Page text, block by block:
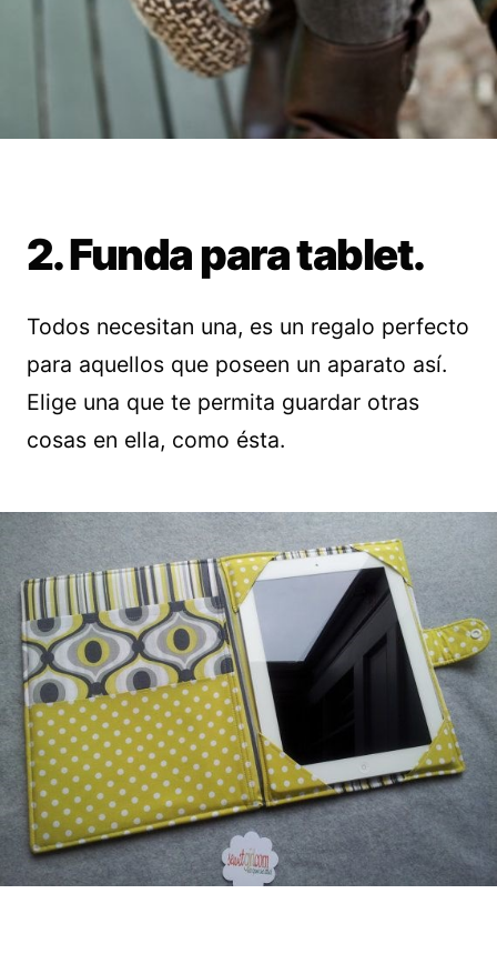
2. Funda para tablet.
Todos necesitan una, es un regalo perfecto
para aquellos que poseen un aparato así.
Elige una que te permita guardar otras
cosas en ella, como ésta.